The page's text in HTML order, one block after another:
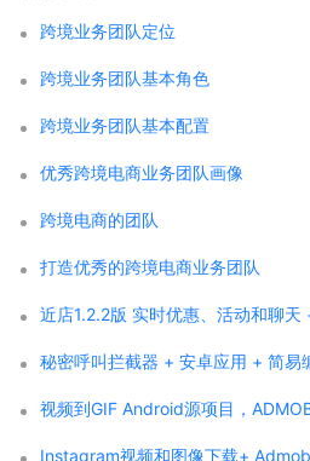
跨境业务团队定位
跨境业务团队基本角色
跨境业务团队基本配置
优秀跨境电商业务团队画像
跨境电商的团队
打造优秀的跨境电商业务团队
秘密呼叫拦截器 + 安卓应用 + 简易
视频到GIF Android源项目，
Instagram视频和图像下载+